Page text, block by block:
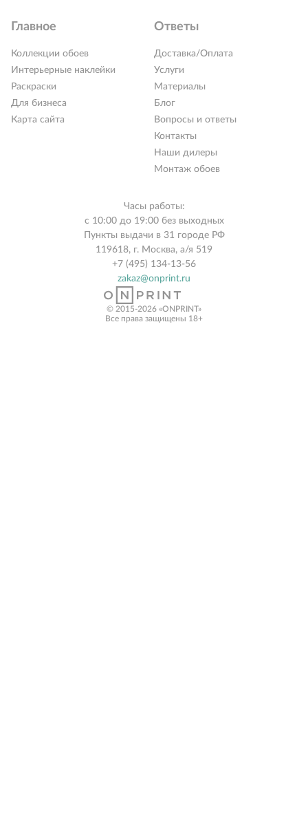
Главное
Коллекции обоев
Интерьерные наклейки
Раскраски
Для бизнеса
Карта сайта
Ответы
Доставка/Оплата
Услуги
Материалы
Блог
Вопросы и ответы
Контакты
Наши дилеры
Монтаж обоев
Часы работы:
с 10:00 до 19:00 без выходных
Пункты выдачи в 31 городе РФ
119618, г. Москва, а/я 519
+7 (495) 134-13-56
zakaz@onprint.ru
© 2015-2026 «ONPRINT»
Все права защищены 18+‎